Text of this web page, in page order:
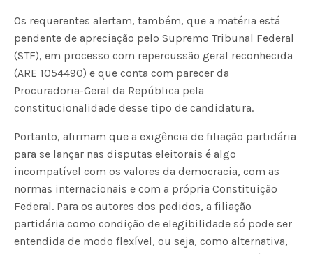
Os requerentes alertam, também, que a matéria está
pendente de apreciação pelo Supremo Tribunal Federal
(STF), em processo com repercussão geral reconhecida
(ARE 1054490) e que conta com parecer da
Procuradoria-Geral da República pela
constitucionalidade desse tipo de candidatura.
Portanto, afirmam que a exigência de filiação partidária
para se lançar nas disputas eleitorais é algo
incompatível com os valores da democracia, com as
normas internacionais e com a própria Constituição
Federal. Para os autores dos pedidos, a filiação
partidária como condição de elegibilidade só pode ser
entendida de modo flexível, ou seja, como alternativa,